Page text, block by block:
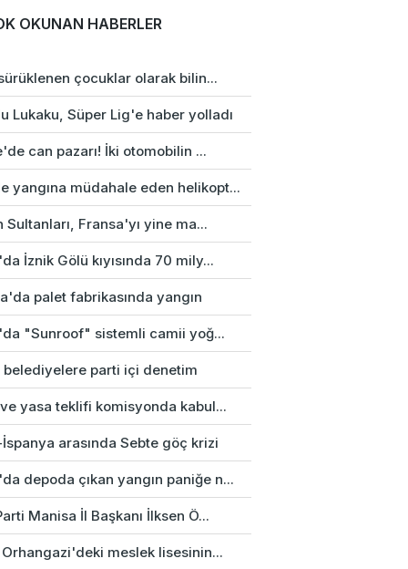
OKUNAN HABERLER
çocuklar olarak bilin...
Lukaku, Süper Lig'e haber yolladı
can pazarı! İki otomobilin ...
yangına müdahale eden helikopt...
Sultanları, Fransa'yı yine ma...
İznik Gölü kıyısında 70 mily...
palet fabrikasında yangın
"Sunroof" sistemli camii yoğ...
belediyelere parti içi denetim
yasa teklifi komisyonda kabul...
arasında Sebte göç krizi
depoda çıkan yangın paniğe n...
Manisa İl Başkanı İlksen Ö...
Orhangazi'deki meslek lisesinin...